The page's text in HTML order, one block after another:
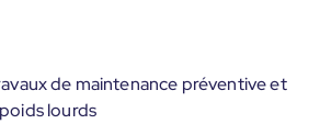
de maintenance préventive et
lourds